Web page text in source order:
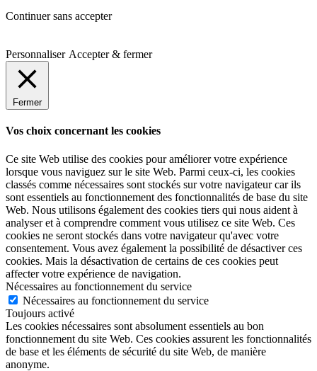
Continuer sans accepter
Personnaliser Accepter & fermer
Fermer
Vos choix concernant les cookies
Ce site Web utilise des cookies pour améliorer votre expérience
lorsque vous naviguez sur le site Web. Parmi ceux-ci, les cookies
classés comme nécessaires sont stockés sur votre navigateur car ils
sont essentiels au fonctionnement des fonctionnalités de base du site
Web. Nous utilisons également des cookies tiers qui nous aident à
analyser et à comprendre comment vous utilisez ce site Web. Ces
cookies ne seront stockés dans votre navigateur qu'avec votre
consentement. Vous avez également la possibilité de désactiver ces
cookies. Mais la désactivation de certains de ces cookies peut
affecter votre expérience de navigation.
Nécessaires au fonctionnement du service
Nécessaires au fonctionnement du service
Toujours activé
Les cookies nécessaires sont absolument essentiels au bon
fonctionnement du site Web. Ces cookies assurent les fonctionnalités
de base et les éléments de sécurité du site Web, de manière
anonyme.